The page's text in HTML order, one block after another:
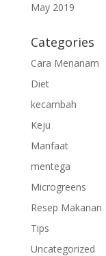
May 2019
Categories
Cara Menanam
Diet
kecambah
Keju
Manfaat
mentega
Microgreens
Resep Makanan
Tips
Uncategorized